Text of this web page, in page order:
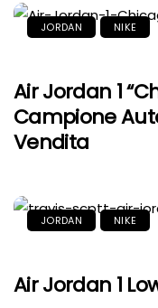
JORDAN NIKE
Air Jordan 1
Campione
Vendita
JORDAN NIKE
Air Jordan 1